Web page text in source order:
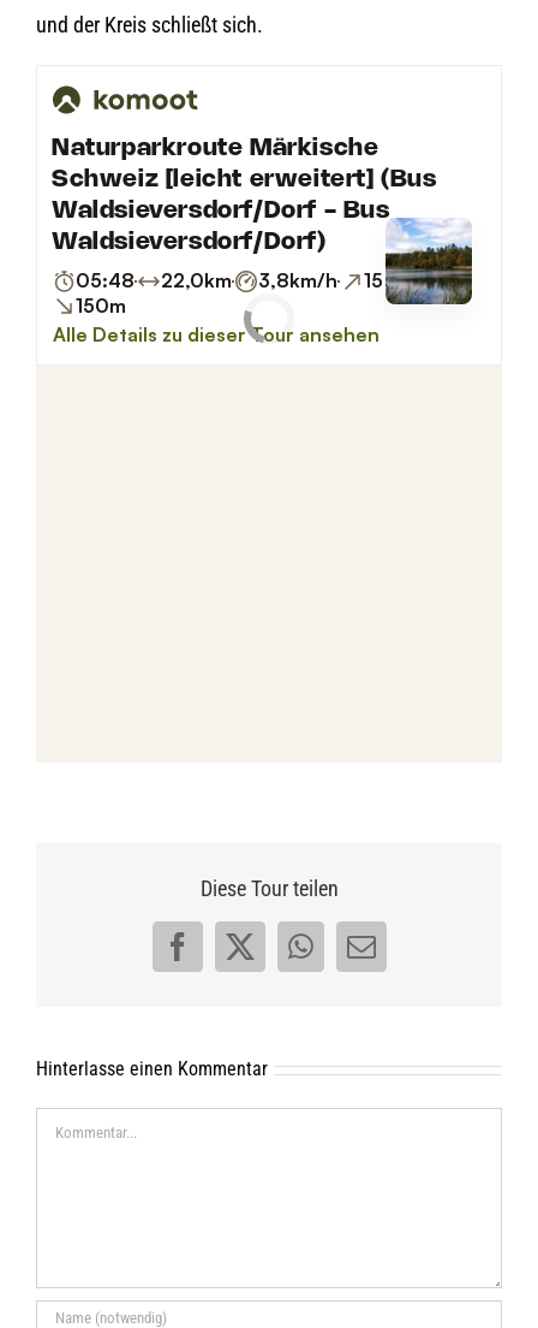
und der Kreis schließt sich.
Diese Tour teilen
Facebook
X WhatsApp
E-
Hinterlasse einen Kommentar
Kommentar